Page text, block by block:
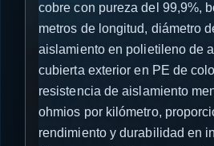
cobre con pureza del 99,9%,
metros de longitud, diámetro
aislamiento en polietileno de
cubierta exterior en PE de
resistencia de aislamiento
ohmios por kilómetro,
rendimiento y durabilidad en